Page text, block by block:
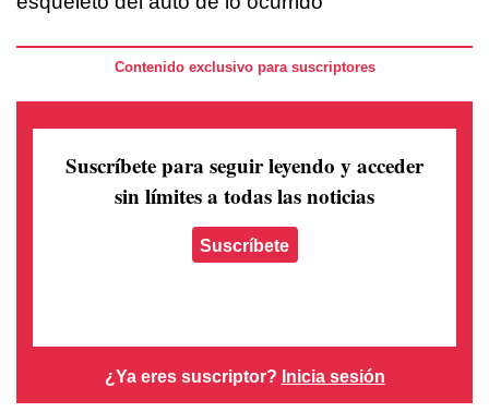
Contenido exclusivo para suscriptores
Suscríbete para seguir leyendo y acceder
sin límites a todas las noticias
Suscríbete
¿Ya eres suscriptor? Inicia sesión